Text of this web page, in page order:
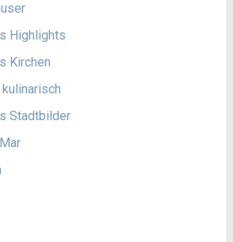
Highlights
Kirchen
Stadtbilder